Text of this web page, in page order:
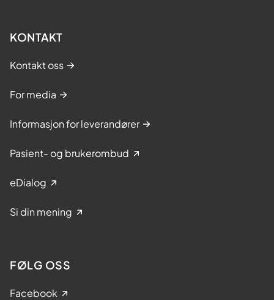
KONTAKT
Kontakt oss
For media
Informasjon for leverandører
Pasient- og brukerombud
eDialog
Si din mening
FØLG OSS
Facebook